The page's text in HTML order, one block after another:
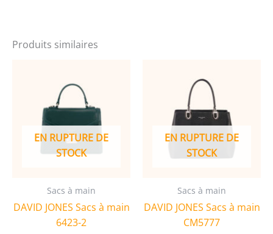
Produits similaires
EN RUPTURE DE
STOCK
Sacs à main
DAVID JONES Sacs à main
6423-2
EN RUPTURE DE
STOCK
Sacs à main
DAVID JONES Sacs à main
CM5777